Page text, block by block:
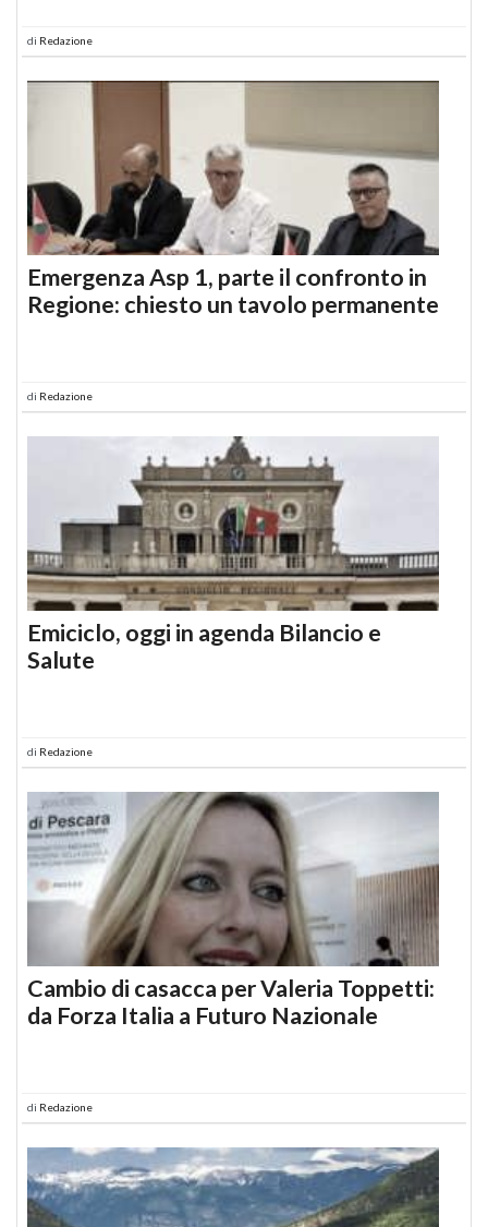
di Redazione
Emergenza Asp 1, parte il confronto in
Regione: chiesto un tavolo permanente
di Redazione
Emiciclo, oggi in agenda Bilancio e
Salute
di Redazione
Cambio di casacca per Valeria Toppetti:
da Forza Italia a Futuro Nazionale
di Redazione